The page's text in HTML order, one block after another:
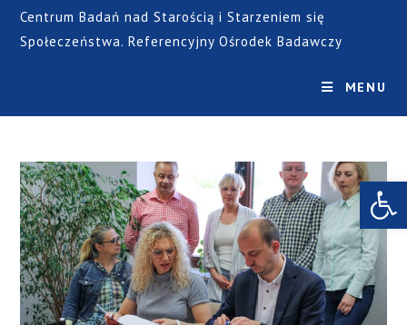
Open toolbar
Centrum Badań nad Starością i Starzeniem się
Społeczeństwa. Referencyjny Ośrodek Badawczy
MENU